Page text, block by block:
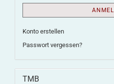
Konto erstellen
Passwort vergessen?
TMB